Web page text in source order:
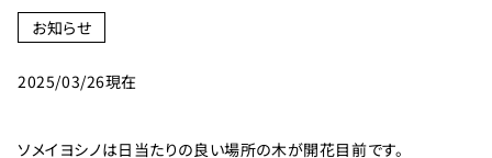
約
状
設
お知らせ
2025/03/26現在
ソメイヨシノは日当たりの良い場所の木が開花目前です。